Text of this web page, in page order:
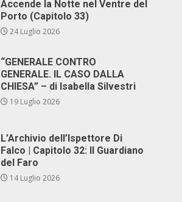
Accende la Notte nel Ventre del
Porto (Capitolo 33)
24 Luglio 2026
“GENERALE CONTRO
GENERALE. IL CASO DALLA
CHIESA” – di Isabella Silvestri
19 Luglio 2026
L’Archivio dell’Ispettore Di
Falco | Capitolo 32: Il Guardiano
del Faro
14 Luglio 2026